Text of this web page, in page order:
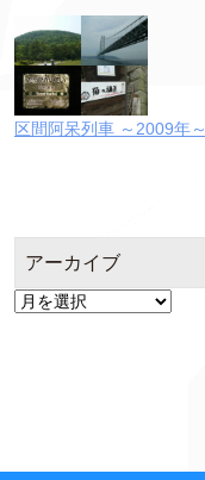
区間阿呆列車 ～2009年～
アーカイブ
ア